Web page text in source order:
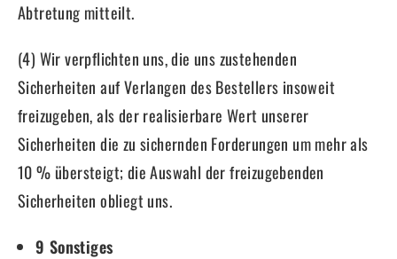
Abtretung mitteilt.
(4) Wir verpflichten uns, die uns zustehenden
Sicherheiten auf Verlangen des Bestellers insoweit
freizugeben, als der realisierbare Wert unserer
Sicherheiten die zu sichernden Forderungen um mehr als
10 % übersteigt; die Auswahl der freizugebenden
Sicherheiten obliegt uns.
9 Sonstiges